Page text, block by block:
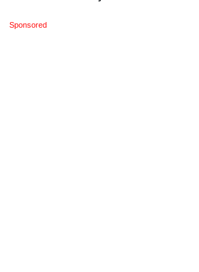
Sponsored